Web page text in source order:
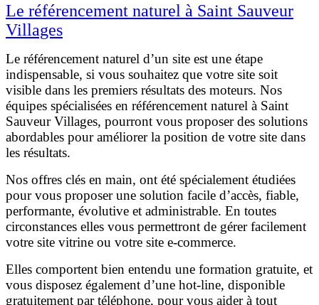
Le référencement naturel à Saint Sauveur
Villages
Le référencement naturel d’un site est une étape
indispensable, si vous souhaitez que votre site soit
visible dans les premiers résultats des moteurs. Nos
équipes spécialisées en référencement naturel à Saint
Sauveur Villages, pourront vous proposer des solutions
abordables pour améliorer la position de votre site dans
les résultats.
Nos offres clés en main, ont été spécialement étudiées
pour vous proposer une solution facile d’accès, fiable,
performante, évolutive et administrable. En toutes
circonstances elles vous permettront de gérer facilement
votre site vitrine ou votre site e-commerce.
Elles comportent bien entendu une formation gratuite, et
vous disposez également d’une hot-line, disponible
gratuitement par téléphone, pour vous aider à tout